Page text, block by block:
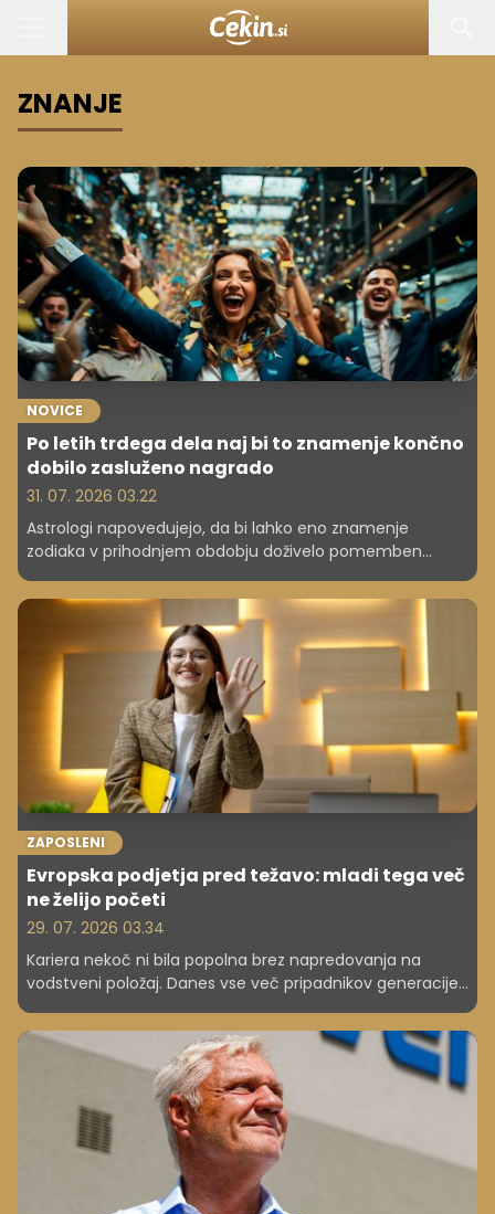
ZNANJE
NOVICE
Po letih trdega dela naj bi to znamenje končno
dobilo zasluženo nagrado
31. 07. 2026 03.22
Astrologi napovedujejo, da bi lahko eno znamenje
zodiaka v prihodnjem obdobju doživelo pomemben
karierni preboj. Čaka ga več odgovornosti, priznanje in
morda celo napredovanje.
ZAPOSLENI
Evropska podjetja pred težavo: mladi tega več
ne želijo početi
29. 07. 2026 03.34
Kariera nekoč ni bila popolna brez napredovanja na
vodstveni položaj. Danes vse več pripadnikov generacije
Z pravi: ne, hvala. Zakaj mladi nočejo postati šefi?